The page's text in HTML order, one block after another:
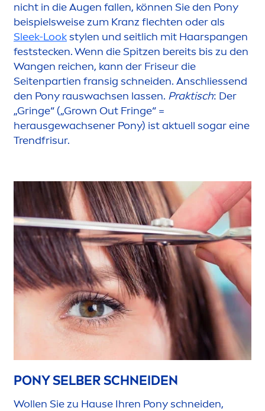
nicht in die Augen fallen, können Sie den Pony
beispielsweise zum Kranz flechten oder als
Sleek-Lookstylen und seitlich mit Haarspangen
feststecken. Wenn die Spitzen bereits bis zu den
Wangen reichen, kann der Friseur die
Seitenpartien fransig schneiden. Anschliessend
den Pony rauswachsen lassen. Praktisch: Der
„Gringe“ („Grown Out Fringe“ =
herausgewachsener Pony) ist aktuell sogar eine
Trendfrisur.
PONY SELBER SCHNEIDEN
Wollen Sie zu Hause Ihren Pony schneiden,